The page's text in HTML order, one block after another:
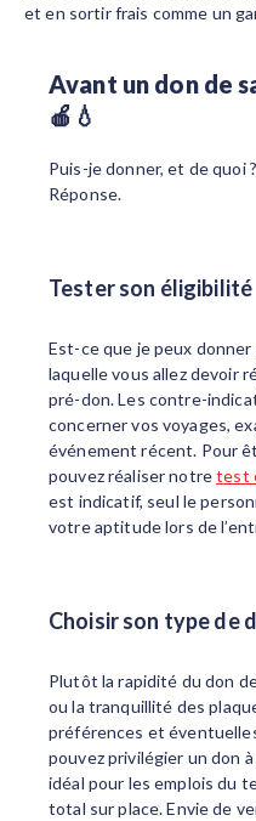
et en sortir frais comme un
Avant un don de
🍎💧
Puis-je donner, et de quoi
Réponse.
Tester son éligibilité
Est-ce que je peux donner
laquelle vous allez devoir
pré-don. Les contre-
concerner vos voyages,
événement récent. Pour
pouvez réaliser notretest
est indicatif, seul le
votre aptitude lors de
Choisir son type de
Plutôt la rapidité du don
ou la tranquillité des
préférences et
pouvez privilégier un don
idéal pour les emplois du
total sur place. Envie de